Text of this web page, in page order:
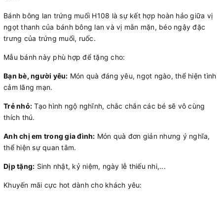
Bánh bông lan trứng muối H108 là sự kết hợp hoàn hảo giữa vị
ngọt thanh của bánh bông lan và vị mằn mặn, béo ngậy đặc
trưng của trứng muối, ruốc.
Mẫu bánh này phù hợp để tặng cho:
Bạn bè, người yêu: Món quà đáng yêu, ngọt ngào, thể hiện tình
cảm lãng mạn.
Trẻ nhỏ: Tạo hình ngộ nghĩnh, chắc chắn các bé sẽ vô cùng
thích thú.
Anh chị em trong gia đình: Món quà đơn giản nhưng ý nghĩa,
thể hiện sự quan tâm.
Dịp tặng: Sinh nhật, kỷ niệm, ngày lễ thiếu nhi,...
Khuyến mãi cực hot dành cho khách yêu: